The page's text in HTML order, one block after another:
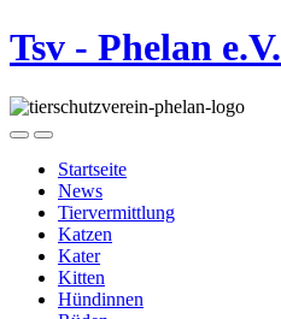
Tsv - Phelan e.V.
Startseite
News
Tiervermittlung
Katzen
Kater
Kitten
Hündinnen